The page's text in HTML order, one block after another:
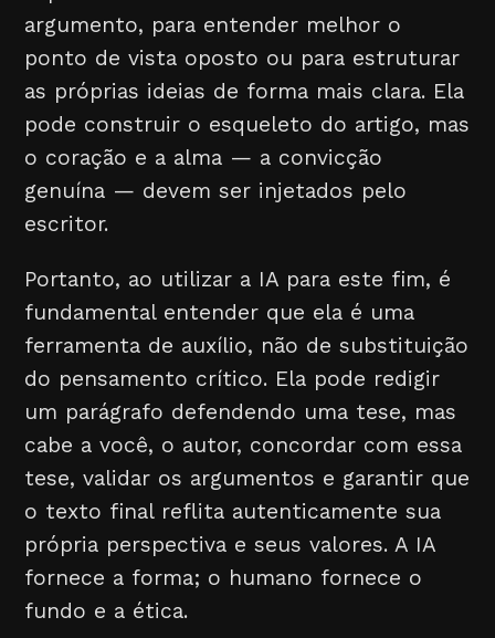
argumento, para entender melhor o
ponto de vista oposto ou para estruturar
as próprias ideias de forma mais clara. Ela
pode construir o esqueleto do artigo, mas
o coração e a alma — a convicção
genuína — devem ser injetados pelo
escritor.
Portanto, ao utilizar a IA para este fim, é
fundamental entender que ela é uma
ferramenta de auxílio, não de substituição
do pensamento crítico. Ela pode redigir
um parágrafo defendendo uma tese, mas
cabe a você, o autor, concordar com essa
tese, validar os argumentos e garantir que
o texto final reflita autenticamente sua
própria perspectiva e seus valores. A IA
fornece a forma; o humano fornece o
fundo e a ética.